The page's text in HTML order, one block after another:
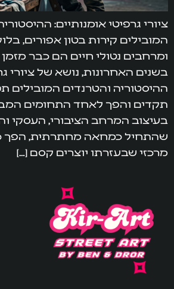
ציורי גרפיטי אומנותיים:
המובילים קירות בטון אפורים,
ומרחבים נטולי חיים הם כבר מזמן
בשנים האחרונות, נושא של ציורי
ההיסטוריה והטרנדים
תקדים והפך לאחד התחומים
בעיצוב המרחב הציבורי, העסקי
שהתחיל כמחאה מחתרתית, הפך
מרכזי שבעזרתו יוצרים קסם […]